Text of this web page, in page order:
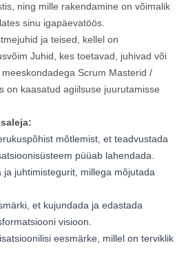
ning mille rakendamine on võimalik
sinu igapäevatöös.
ja teised, kellel on
Juhid, kes toetavad, juhivad või
Scrum Masterid /
on kaasatud agiilsuse juurutamisse
mõtlemist, et teadvustada
püüab lahendada.
juhtimistegurit, millega mõjutada
et kujundada ja edastada
visioon.
eesmärke, millel on terviklik